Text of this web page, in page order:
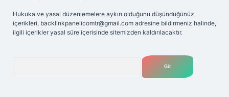
Hukuka ve yasal düzenlemelere aykırı olduğunu düşündüğünüz
içerikleri, backlinkpanelicomtr@gmail.com adresine bildirmeniz halinde,
ilgili içerikler yasal süre içerisinde sitemizden kaldırılacaktır.